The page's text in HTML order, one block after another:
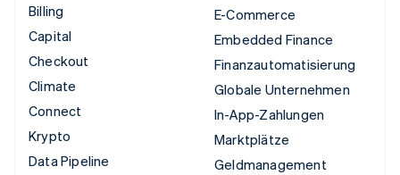
Billing
Capital
Checkout
Climate
Connect
Krypto
Data Pipeline
E-Commerce
Embedded Finance
Finanzautomatisierung
Globale Unternehmen
In-App-Zahlungen
Marktplätze
Geldmanagement